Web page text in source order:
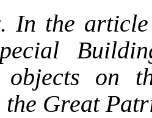
. In the
objects on
the Great